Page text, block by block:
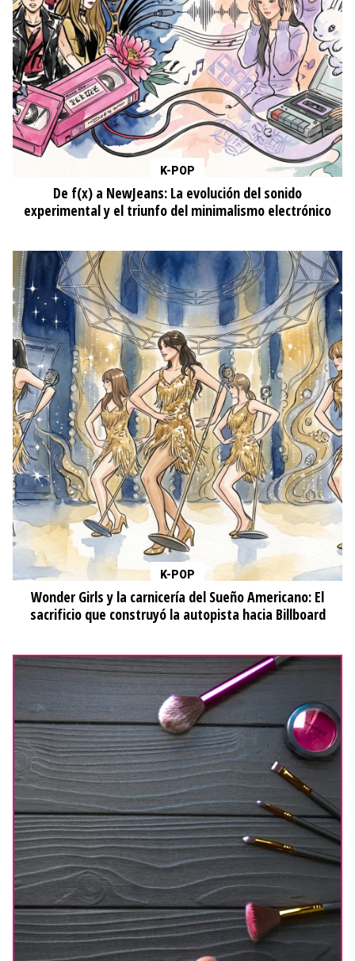
K-POP
De f(x) a NewJeans: La evolución del sonido
experimental y el triunfo del minimalismo electrónico
K-POP
Wonder Girls y la carnicería del Sueño Americano: El
sacrificio que construyó la autopista hacia Billboard